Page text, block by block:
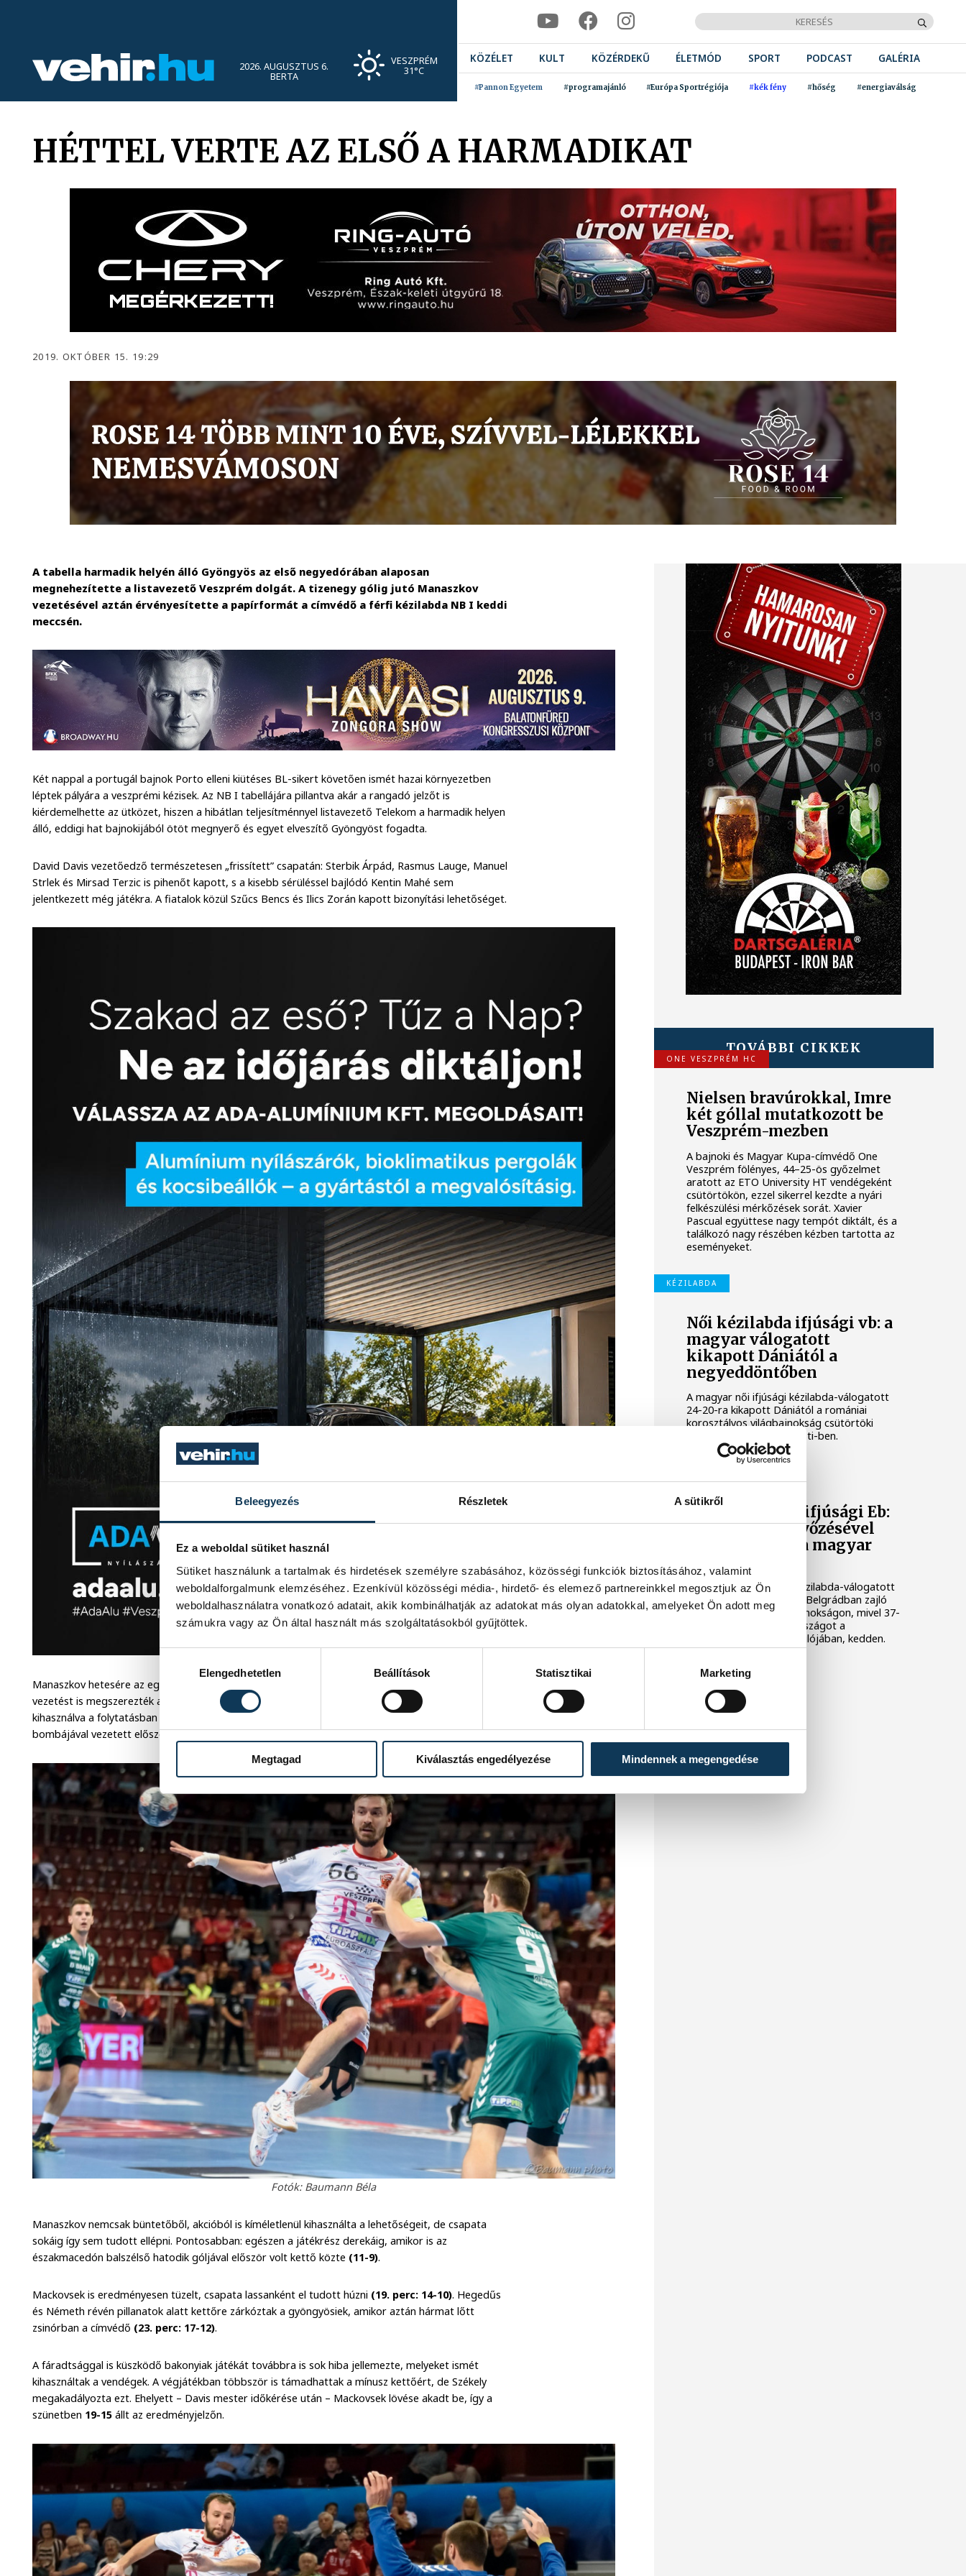
Beleegyezés Részletek A sütikről
Ez a weboldal sütiket használ
Sütiket használunk a tartalmak és hirdetések személyre szabásához, közösségi funkciók biztosításához, valamint
weboldalforgalmunk elemzéséhez. Ezenkívül közösségi média-, hirdető- és elemező partnereinkkel megosztjuk az Ön
weboldalhasználatra vonatkozó adatait, akik kombinálhatják az adatokat más olyan adatokkal, amelyeket Ön adott meg
számukra vagy az Ön által használt más szolgáltatásokból gyűjtöttek.
Hozzájárulás kiválasztása
Elengedhetetlen
Beállítások Statisztikai Marketing
Megtagad Kiválasztás engedélyezése Mindennek a megengedése
2026. AUGUSZTUS 6.
BERTA
VESZPRÉM
31°C
KÖZÉLET KULT KÖZÉRDEKŰ ÉLETMÓD SPORT PODCAST GALÉRIA
#Pannon Egyetem #programajánló #Európa Sportrégiója #kék fény #hőség #energiaválság
HÉTTEL VERTE AZ ELSŐ A HARMADIKAT
2019. OKTÓBER 15. 19:29
A tabella harmadik helyén álló Gyöngyös az első negyedórában alaposan
megnehezítette a listavezető Veszprém dolgát. A tizenegy gólig jutó Manaszkov
vezetésével aztán érvényesítette a papírformát a címvédő a férfi kézilabda NB I keddi
meccsén.
Két nappal a portugál bajnok Porto elleni kiütéses BL-sikert követően ismét hazai környezetben
léptek pályára a veszprémi kézisek. Az NB I tabellájára pillantva akár a rangadó jelzőt is
kiérdemelhette az ütközet, hiszen a hibátlan teljesítménnyel listavezető Telekom a harmadik helyen
álló, eddigi hat bajnokijából ötöt megnyerő és egyet elveszítő Gyöngyöst fogadta.
David Davis vezetőedző természetesen „frissített” csapatán: Sterbik Árpád, Rasmus Lauge, Manuel
Strlek és Mirsad Terzic is pihenőt kapott, s a kisebb sérüléssel bajlódó Kentin Mahé sem
jelentkezett még játékra. A fiatalok közül Szűcs Bencs és Ilics Zorán kapott bizonyítási lehetőséget.
Manaszkov hetesére az egykori veszprémi kedvenc, Vilovszki válaszolt, Herceg révén aztán a
vezetést is megszerezték a Heves megyeiek. A Telekom meglehetősen szellősen védekezett, ezt
kihasználva a folytatásban is rendre a vendégeknél volt az előny
bombájával vezetett először a Telekom(6-5).
Fotók: Baumann Béla
Manaszkov nemcsak büntetőből, akcióból is kíméletlenül kihasználta a lehetőségeit, de csapata
sokáig így sem tudott ellépni. Pontosabban: egészen a játékrész derekáig, amikor is az
északmacedón balszélső hatodik góljával először volt kettő közte (11-9).
Mackovsek is eredményesen tüzelt, csapata lassanként el tudott húzni (19. perc: 14-10). Hegedűs
és Németh révén pillanatok alatt kettőre zárkóztak a gyöngyösiek, amikor aztán hármat lőtt
zsinórban a címvédő (23. perc: 17-12).
A fáradtsággal is küszködő bakonyiak játékát továbbra is sok hiba jellemezte, melyeket ismét
kihasználtak a vendégek. A végjátékban többször is támadhattak a mínusz kettőért, de Székely
megakadályozta ezt. Ehelyett – Davis mester időkérése után – Mackovsek lövése akadt be, így a
szünetben 19-15 állt az eredményjelzőn.
TOVÁBBI CIKKEK
ONE VESZPRÉM HC
Nielsen bravúrokkal, Imre
két góllal mutatkozott be
Veszprém-mezben
A bajnoki és Magyar Kupa-címvédő One
Veszprém fölényes, 44–25-ös győzelmet
aratott az ETO University HT vendégeként
csütörtökön, ezzel sikerrel kezdte a nyári
felkészülési mérkőzések sorát. Xavier
Pascual együttese nagy tempót diktált, és a
találkozó nagy részében kézben tartotta az
eseményeket.
KÉZILABDA
Női kézilabda ifjúsági vb: a
magyar válogatott
kikapott Dániától a
negyeddöntőben
A magyar női ifjúsági kézilabda-válogatott
24-20-ra kikapott Dániától a romániai
korosztályos világbajnokság csütörtöki
negyeddöntőjében, Pitesti-ben.
Férfi kézilabda ifjúsági Eb:
a horvátok legyőzésével
negyeddöntős a magyar
válogatott
A magyar férfi ifjúsági kézilabda-válogatott
negyeddöntőbe jutott a Belgrádban zajló
korosztályos Európa-bajnokságon, mivel 37-
32-re legyőzte Horvátországot a
középdöntő utolsó fordulójában, kedden.